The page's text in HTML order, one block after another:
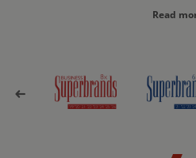
Read